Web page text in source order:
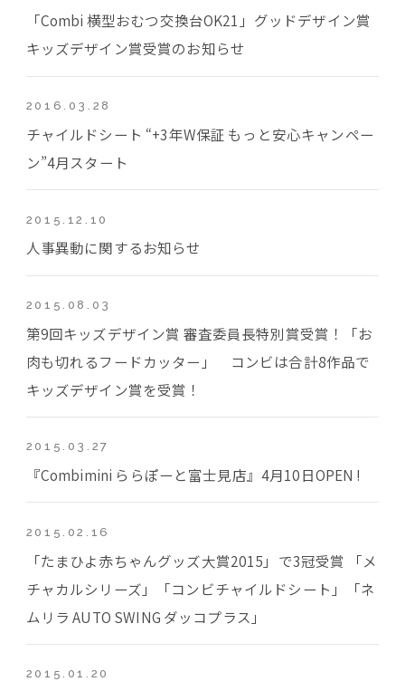
「Combi 横型おむつ交換台OK21」グッドデザイン賞
キッズデザイン賞受賞のお知らせ
2016.03.28
チャイルドシート “+3年W保証 もっと安心キャンペー
ン”4月スタート
2015.12.10
人事異動に関するお知らせ
2015.08.03
第9回キッズデザイン賞 審査委員長特別賞受賞！「お
肉も切れるフードカッター」 コンビは合計8作品で
キッズデザイン賞を受賞！
2015.03.27
『Combimini ららぽーと富士見店』4月10日OPEN !
2015.02.16
「たまひよ赤ちゃんグッズ大賞2015」で3冠受賞 「メ
チャカルシリーズ」「コンビチャイルドシート」「ネ
ムリラ AUTO SWING ダッコプラス」
2015.01.20